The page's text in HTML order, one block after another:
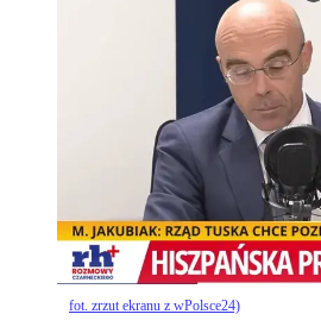
fot. zrzut ekranu z wPolsce24)